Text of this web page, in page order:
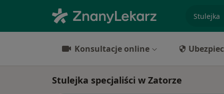
Konsultacje online
Stulejka specjaliści w Zatorze